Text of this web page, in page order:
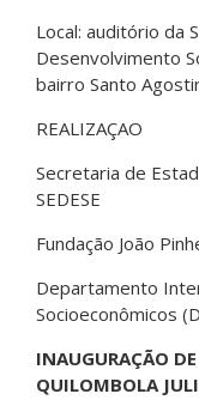
Local: auditório da
Desenvolvimento
bairro Santo
REALIZAÇAO
Secretaria de
SEDESE
Fundação João
Departamento
Socioeconômicos
INAUGURAÇÃO
QUILOMBOLA